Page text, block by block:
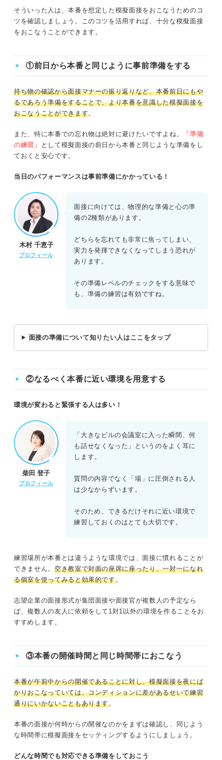
そういった人は、本番を想定した模擬面接をおこなうためのコ
ツを確認しましょう。このコツを活用すれば、十分な模擬面接
をおこなうことができます。
①前日から本番と同じように事前準備をする
持ち物の確認から面接マナーの振り返りなど、本番前日にもや
るであろう準備をすることで、より本番を意識した模擬面接を
おこなうことができます。
また、特に本番での忘れ物は絶対に避けたいですよね。
「準備
の練習」
として模擬面接の前日から本番と同じような準備をし
ておくと安心です。
当日のパフォーマンスは事前準備にかかっている！
木村 千恵子
プロフィール
面接に向けては、物理的な準備と心の準
備の2種類があります。
どちらを忘れても非常に焦ってしまい、
実力を発揮できなくなってしまう恐れが
あります。
その準備レベルのチェックをする意味で
も、準備の練習は有効ですね。
面接の準備について知りたい人はここをタップ
②なるべく本番に近い環境を用意する
環境が変わると緊張する人は多い！
柴田 登子
プロフィール
「大きなビルの会議室に入った瞬間、何
も話せなくなった」というのをよく耳に
します。
質問の内容でなく「場」に圧倒される人
は少なからずいます。
そのため、できるだけそれに近い環境で
練習しておくのはとても大切です。
練習場所が本番とは違うような環境では、面接に慣れることが
できません。 空き教室で対面の座席に座ったり、一対一になれ
る個室を使ってみると効果的です。
志望企業の面接形式が集団面接や面接官が複数人の予定なら
ば、複数人の友人に依頼をして1対1以外の環境を作ることをお
すすめします。
③本番の開催時間と同じ時間帯におこなう
本番が午前中からの開催であることに対し、模擬面接を夜にば
かりおこなっていては、コンディションに差があるせいで練習
通りにいかないこともあります。
本番の面接が何時からの開催なのかをまずは確認し、同じよう
な時間帯に模擬面接をセッティングするようにしましょう。
どんな時間でも対応できる準備をしておこう